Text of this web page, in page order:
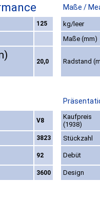
Maße /
125
kg/leer
Maße (mm)
20,0 Radstand
V8
Kaufpreis
(1938)
3823 Stückzahl
92 Debüt
3600 Design